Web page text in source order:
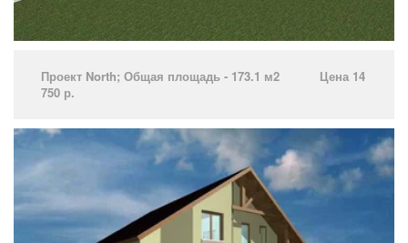
Проект North­; Общая площадь - 173.1 м2 Цена 14
750 р.­ ­